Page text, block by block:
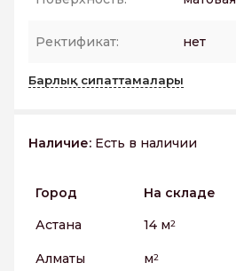
Ректификат: нет
Барлық сипаттамалары
Наличие: Есть в наличии
Город На складе
Астана
14 м2
Алматы м2